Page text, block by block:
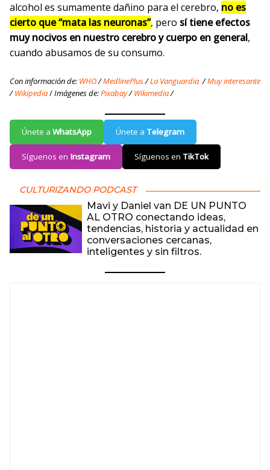
alcohol es sumamente dañino para el cerebro, no es
cierto que “mata las neuronas”, pero sí tiene efectos
muy nocivos en nuestro cerebro y cuerpo en general,
cuando abusamos de su consumo.
Con información de: WHO/MedlinePlus/La Vanguardia /Muy interesante
/Wikipedia/Imágenes de:Pixabay/Wikimedia/
Únete a WhatsApp Únete a Telegram
Síguenos en Instagram Síguenos en TikTok
CULTURIZANDO PODCAST
Mavi y Daniel van DE UN PUNTO
AL OTRO conectando ideas,
tendencias, historia y actualidad en
conversaciones cercanas,
inteligentes y sin filtros.